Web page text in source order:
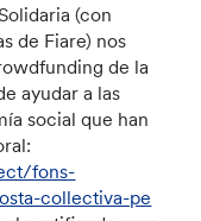
(con
de Fiare) nos
de la
ayudar a las
social que han
fons-
collectiva-pe